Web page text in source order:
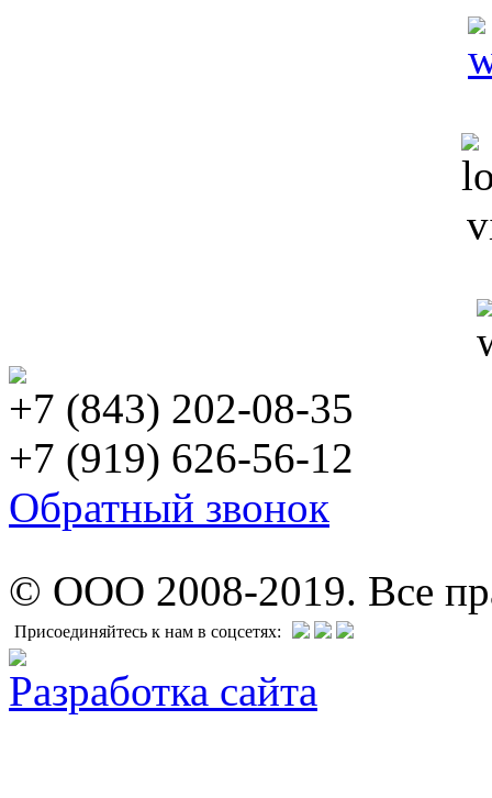
+7 (843) 202-08-35
+7 (919) 626-56-12
Обратный звонок
© ООО 2008-2019. Все
Присоединяйтесь к нам в соцсетях:
Разработка сайта